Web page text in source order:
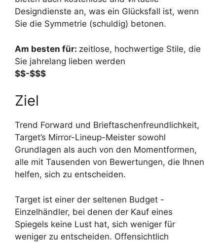
Designdienste an, was ein Glücksfall ist, wenn
Sie die Symmetrie (schuldig) betonen.
Am besten für: zeitlose, hochwertige Stile, die
Sie jahrelang lieben werden
$$-$$$
Ziel
Trend Forward und Brieftaschenfreundlichkeit,
Target’s Mirror-Lineup-Meister sowohl
Grundlagen als auch von den Momentformen,
alle mit Tausenden von Bewertungen, die Ihnen
helfen, sich zu entscheiden.
Target ist einer der seltenen Budget -
Einzelhändler, bei denen der Kauf eines
Spiegels keine Lust hat, sich weniger für
weniger zu entscheiden. Offensichtlich